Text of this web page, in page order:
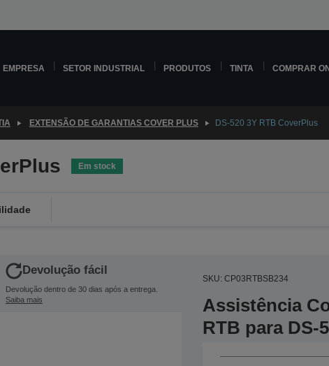
EMPRESA SETOR INDUSTRIAL PRODUTOS TINTA COMPRAR
EXTENSÃO DE GARANTIAS COVER PLUS DS-520 3Y RTB CoverPlus
Em stock
Devolução fácil
Devolução dentro de 30 dias após a entrega.
Saiba mais
SKU: CP03RTBSB234
Assistência
RTB para DS-